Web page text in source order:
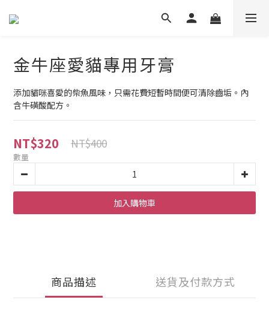
金牛座愛貓專用牙膏
添加貓咪喜愛的柴魚風味，只需花費短暫時間便可清除齒垢。內
含牛磺酸配方。
NT$320 NT$400
數量
加入購物車
商品描述 送貨及付款方式